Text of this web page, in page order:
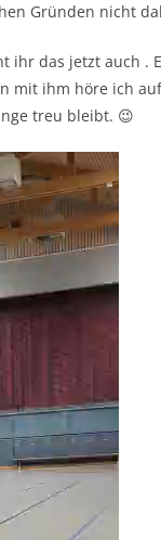
Gründen nicht
ihr das jetzt auch .
mit ihm höre ich
treu bleibt. 😉